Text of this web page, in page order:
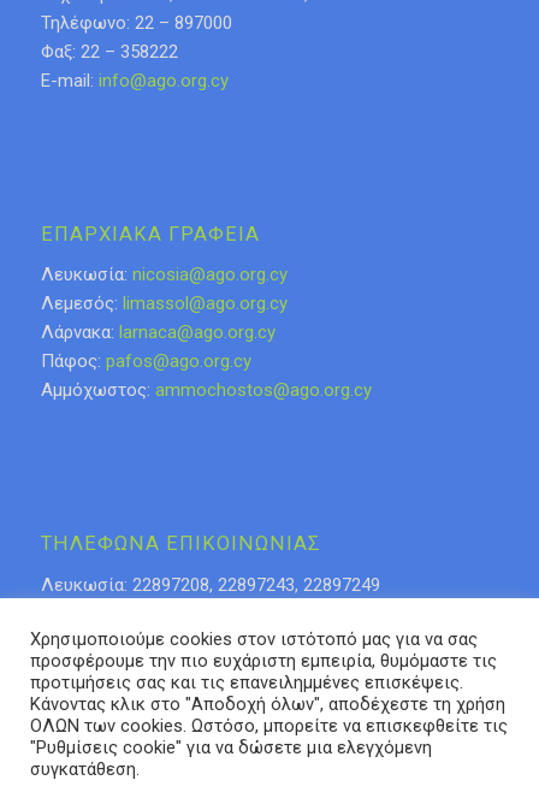
Τηλέφωνο: 22 – 897000
Φαξ: 22 – 358222
E-mail: info@ago.org.cy
ΕΠΑΡΧΙΑΚΑ ΓΡΑΦΕΙΑ
Λευκωσία: nicosia@ago.org.cy
Λεμεσός: limassol@ago.org.cy
Λάρνακα: larnaca@ago.org.cy
Πάφος: pafos@ago.org.cy
Αμμόχωστος: ammochostos@ago.org.cy
ΤΗΛΕΦΩΝΑ ΕΠΙΚΟΙΝΩΝΙΑΣ
Λευκωσία: 22897208, 22897243, 22897249
Λεμεσός: 25318808, 25315085
Πάφος 26936937
Αμμόχωστος: 23740653
Χρησιμοποιούμε cookies στον ιστότοπό μας για να σας
προσφέρουμε την πιο ευχάριστη εμπειρία, θυμόμαστε τις
προτιμήσεις σας και τις επανειλημμένες επισκέψεις.
Κάνοντας κλικ στο "Αποδοχή όλων", αποδέχεστε τη χρήση
ΟΛΩΝ των cookies. Ωστόσο, μπορείτε να επισκεφθείτε τις
"Ρυθμίσεις cookie" για να δώσετε μια ελεγχόμενη
συγκατάθεση.